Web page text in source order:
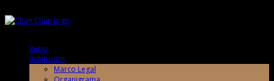
Inicio
Institución
Marco Legal